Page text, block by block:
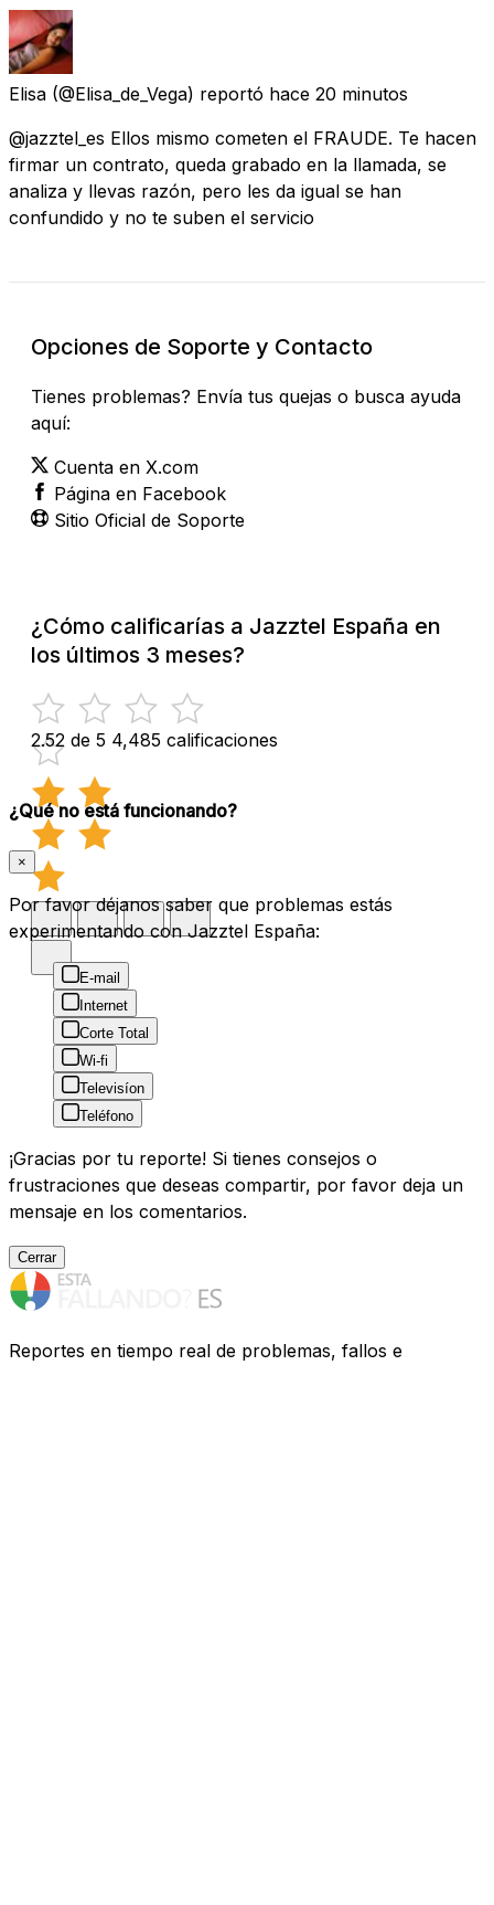
Elisa (@Elisa_de_Vega) reportó hace 20 minutos
@jazztel_es Ellos mismo cometen el FRAUDE. Te hacen
firmar un contrato, queda grabado en la llamada, se
analiza y llevas razón, pero les da igual se han
confundido y no te suben el servicio
Opciones de Soporte y Contacto
Tienes problemas? Envía tus quejas o busca ayuda
aquí:
Cuenta en X.com
Página en Facebook
Sitio Oficial de Soporte
¿Cómo calificarías a Jazztel España en
los últimos 3 meses?
2.52 de 5 4,485 calificaciones
¿Qué no está funcionando?
×
Por favor déjanos saber que problemas estás
experimentando con Jazztel España:
E-mail
Internet
Corte Total
Wi-fi
Televisíon
Teléfono
¡Gracias por tu reporte! Si tienes consejos o
frustraciones que deseas compartir, por favor deja un
mensaje en los comentarios.
Cerrar
Reportes en tiempo real de problemas, fallos e